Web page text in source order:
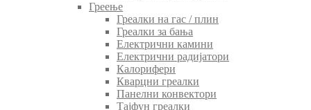
Греење
Греалки на гас / плин
Греалки за бања
Електрични камини
Електрични радијатори
Калорифери
Кварцни греалки
Панелни конвектори
Тајфун греалки